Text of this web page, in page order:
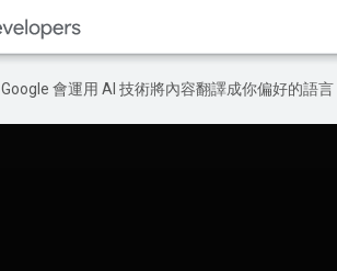
Google 會運用 AI 技術將內容翻譯成你偏好的語言